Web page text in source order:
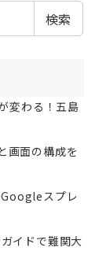
検索
変わる！五島
画面の構成を
Googleスプレ
イドで難関大